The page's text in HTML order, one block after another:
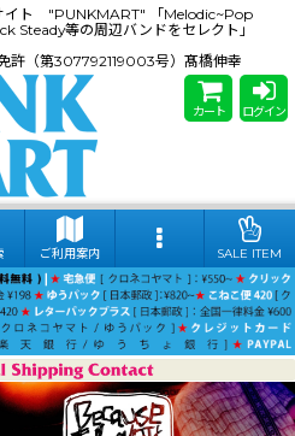
イト "PUNKMART" 「Melodic~Pop
Steady等の周辺バンドをセレクト」
許（第307792119003号）髙橋伸幸
カート ログイン
ご利用案内 SALE ITEM